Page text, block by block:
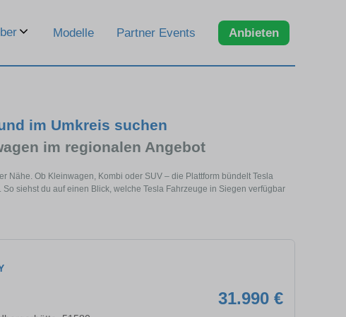
Modelle Partner Events Anbieten
im Umkreis suchen
im regionalen Angebot
Nähe. Ob Kleinwagen, Kombi oder SUV – die Plattform bündelt Tesla
siehst du auf einen Blick, welche Tesla Fahrzeuge in Siegen verfügbar
31.990 €